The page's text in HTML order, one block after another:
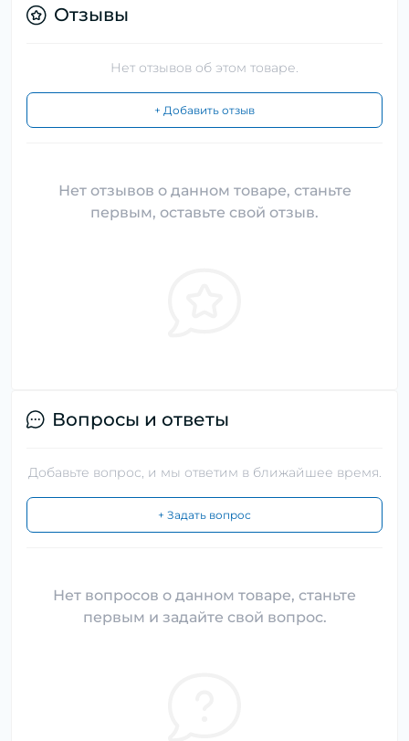
Отзывы
Нет отзывов об этом товаре.
+ Добавить отзыв
Нет отзывов о данном товаре, станьте
первым, оставьте свой отзыв.
Вопросы и ответы
Добавьте вопрос, и мы ответим в ближайшее время.
+ Задать вопрос
Нет вопросов о данном товаре, станьте
первым и задайте свой вопрос.